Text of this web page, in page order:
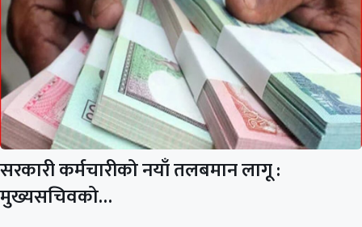
सरकारी कर्मचारीको नयाँ तलबमान लागू :
मुख्यसचिवको…